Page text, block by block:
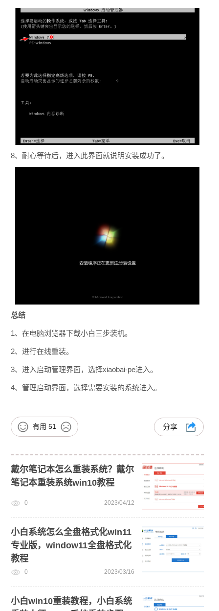
8、耐心等待后，进入此界面就说明安装成功了。
总结
1、在电脑浏览器下载小白三步装机。
2、进行在线重装。
3、进入启动管理界面，选择xiaobai-pe进入。
4、管理启动界面，选择需要安装的系统进入。
有用 51 分享
戴尔笔记本怎么重装系统？戴尔
笔记本重装系统win10教程
0 2023/04/12
小白系统怎么全盘格式化win11
专业版，window11全盘格式化
教程
0 2023/03/16
小白win10重装教程，小白系统